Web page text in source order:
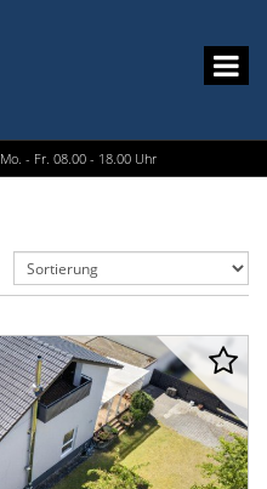
Mo. - Fr. 08.00 - 18.00 Uhr